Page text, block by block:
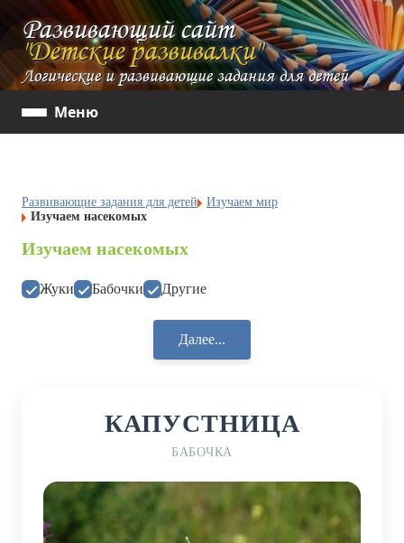
Развивающий сайт
"Детские развивалки"
Логические и развивающие задания для детей
Меню
Развивающие задания для детей
Изучаем мир
Изучаем насекомых
Изучаем насекомых
Жуки Бабочки Другие
Далее...
КАПУСТНИЦА
БАБОЧКА